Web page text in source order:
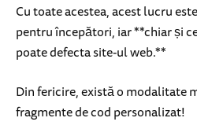
Cu toate acestea, acest lucru
pentru începători, iar **chiar și
poate defecta site-ul web.**
Din fericire, există o modalitate
fragmente de cod personalizat!